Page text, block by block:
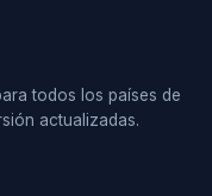
todos los países de
actualizadas.